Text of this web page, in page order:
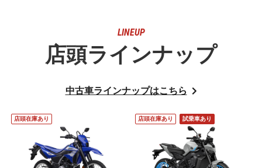
LINEUP
店頭ラインナップ
中古車ラインナップはこちら
店頭在庫あり 店頭在庫あり 試乗車あり